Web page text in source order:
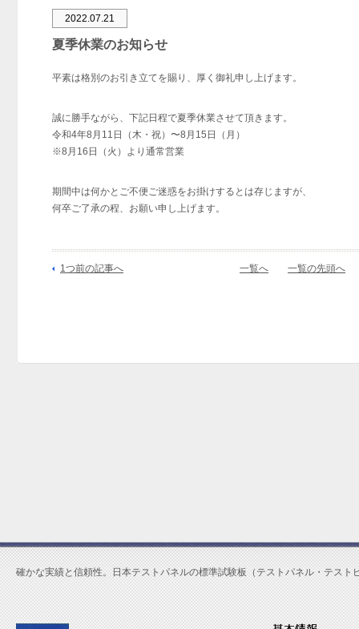
2022.07.21
夏季休業のお知らせ
平素は格別のお引き立てを賜り、厚く御礼申し上げます。
誠に勝手ながら、下記日程で夏季休業させて頂きます。
令和4年8月11日（木・祝）〜8月15日（月）
※8月16日（火）より通常営業
期間中は何かとご不便ご迷惑をお掛けするとは存じますが、
何卒ご了承の程、お願い申し上げます。
1つ前の記事へ 一覧へ 一覧の先頭へ
確かな実績と信頼性。日本テストパネルの標準試験板（テストパネル・テスト